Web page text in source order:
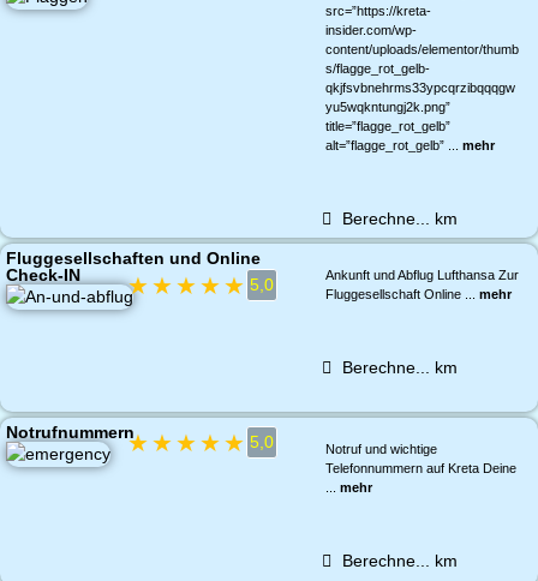
src=”https://kreta-
insider.com/wp-
content/uploads/elementor/thumb
s/flagge_rot_gelb-
qkjfsvbnehrms33ypcqrzibqqqgw
yu5wqkntungj2k.png”
title=”flagge_rot_gelb”
alt=”flagge_rot_gelb” ... mehr
Berechne... km
Fluggesellschaften und Online
Check-IN
★★★★★ 5,0
Ankunft und Abflug Lufthansa Zur
Fluggesellschaft Online ... mehr
Berechne... km
Notrufnummern★★★★★ 5,0
Notruf und wichtige
Telefonnummern auf Kreta Deine
mehr
Berechne... km